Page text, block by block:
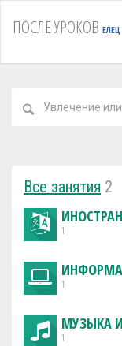
ПОСЛЕ УРОКОВ ЕЛЕЦ
Все занятия 2
1
1
МУЗЫКА
1